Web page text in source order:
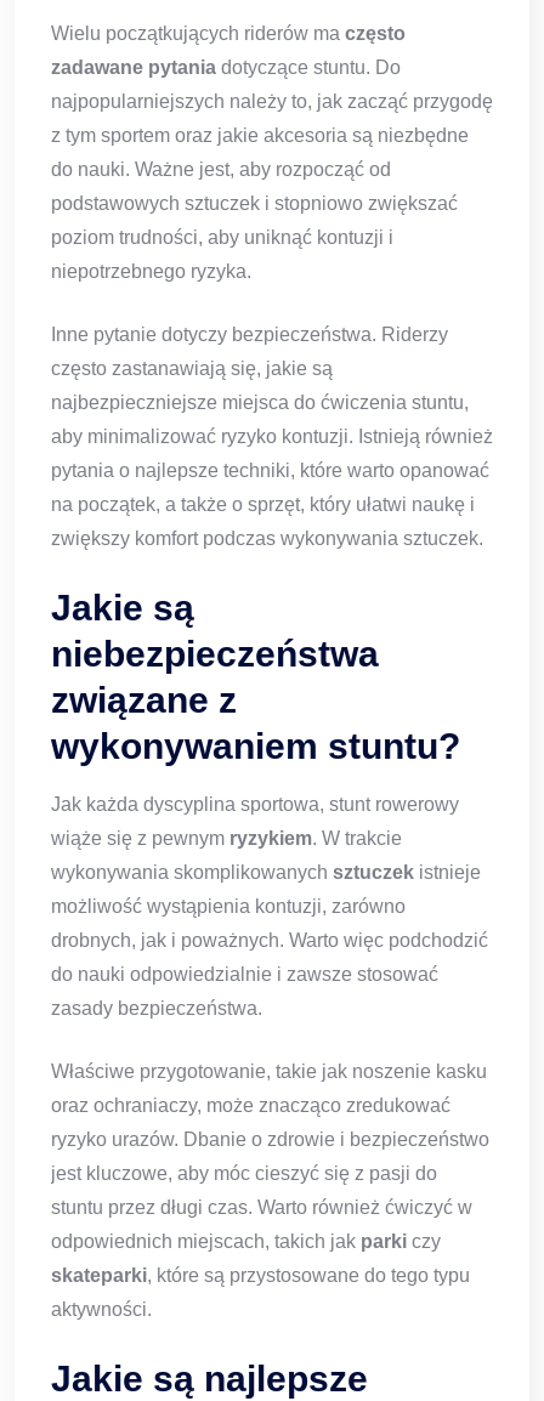
Wielu początkujących riderów ma często
zadawane pytania dotyczące stuntu. Do
najpopularniejszych należy to, jak zacząć przygodę
z tym sportem oraz jakie akcesoria są niezbędne
do nauki. Ważne jest, aby rozpocząć od
podstawowych sztuczek i stopniowo zwiększać
poziom trudności, aby uniknąć kontuzji i
niepotrzebnego ryzyka.
Inne pytanie dotyczy bezpieczeństwa. Riderzy
często zastanawiają się, jakie są
najbezpieczniejsze miejsca do ćwiczenia stuntu,
aby minimalizować ryzyko kontuzji. Istnieją również
pytania o najlepsze techniki, które warto opanować
na początek, a także o sprzęt, który ułatwi naukę i
zwiększy komfort podczas wykonywania sztuczek.
Jakie są
niebezpieczeństwa
związane z
wykonywaniem stuntu?
Jak każda dyscyplina sportowa, stunt rowerowy
wiąże się z pewnym ryzykiem. W trakcie
wykonywania skomplikowanych sztuczek istnieje
możliwość wystąpienia kontuzji, zarówno
drobnych, jak i poważnych. Warto więc podchodzić
do nauki odpowiedzialnie i zawsze stosować
zasady bezpieczeństwa.
Właściwe przygotowanie, takie jak noszenie kasku
oraz ochraniaczy, może znacząco zredukować
ryzyko urazów. Dbanie o zdrowie i bezpieczeństwo
jest kluczowe, aby móc cieszyć się z pasji do
stuntu przez długi czas. Warto również ćwiczyć w
odpowiednich miejscach, takich jak parki czy
skateparki, które są przystosowane do tego typu
aktywności.
Jakie są najlepsze